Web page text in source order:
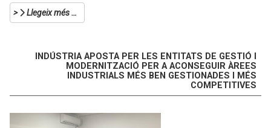
Llegeix més …
INDÚSTRIA APOSTA PER LES ENTITATS DE GESTIÓ I
MODERNITZACIÓ PER A ACONSEGUIR ÀREES
INDUSTRIALS MÉS BEN GESTIONADES I MÉS
COMPETITIVES